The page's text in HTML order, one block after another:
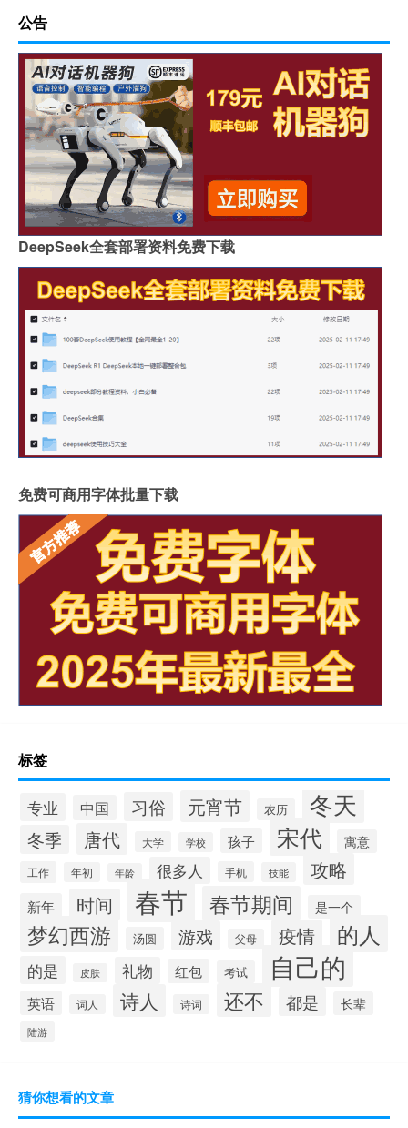
公告
DeepSeek全套部署资料免费下载
免费可商用字体批量下载
标签
专业 中国 习俗 元宵节 农历 冬天
冬季 唐代 大学 学校 孩子 宋代 寓意
工作 年初 年龄 很多人 手机 技能 攻略
新年 时间 春节 春节期间 是一个
梦幻西游 汤圆 游戏 父母 疫情 的人
的是 皮肤 礼物 红包 考试 自己的
英语 词人 诗人 诗词 还不 都是 长辈
陆游
猜你想看的文章